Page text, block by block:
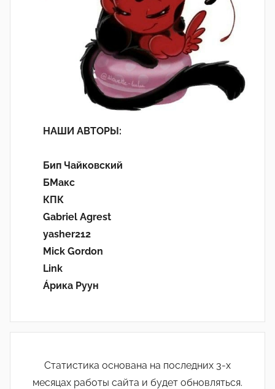
НАШИ АВТОРЫ:
Бип Чайковский
БМакс
КПК
Gabriel Agrest
yasher212
Mick Gordon
Link
Áрика Руун
Статистика основана на последних 3-х
месяцах работы сайта и будет обновляться.